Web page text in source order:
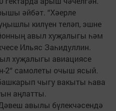
әйбәт. “Хәерле
килүен теләп, эшне
авыл хуҗалыгы һәм
Ильяс Заһидуллин.
хуҗалыгы авиациясе
2“ самолеты очыш ясый.
чыгу вакыты һава
аңлатты.
авылы бүлекчәсендә